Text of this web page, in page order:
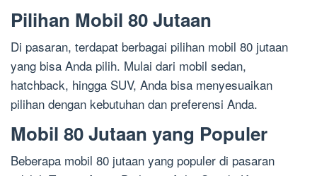
Pilihan Mobil 80 Jutaan
Di pasaran, terdapat berbagai pilihan mobil 80 jutaan
yang bisa Anda pilih. Mulai dari mobil sedan,
hatchback, hingga SUV, Anda bisa menyesuaikan
pilihan dengan kebutuhan dan preferensi Anda.
Mobil 80 Jutaan yang Populer
Beberapa mobil 80 jutaan yang populer di pasaran